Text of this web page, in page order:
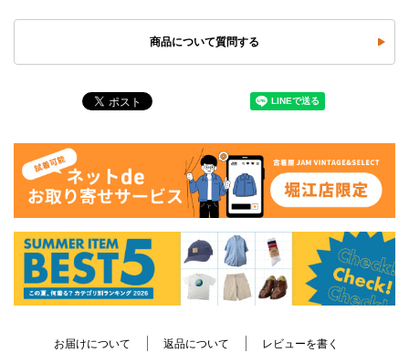
商品について質問する
お届けについて 返品について レビューを書く